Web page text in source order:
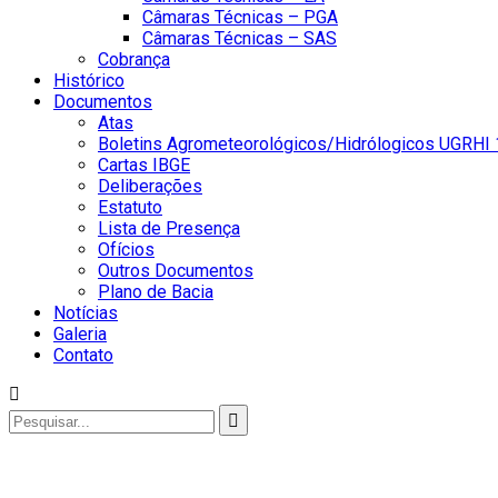
Câmaras Técnicas – PGA
Câmaras Técnicas – SAS
Cobrança
Histórico
Documentos
Atas
Boletins Agrometeorológicos/Hidrólogicos UGRHI
Cartas IBGE
Deliberações
Estatuto
Lista de Presença
Ofícios
Outros Documentos
Plano de Bacia
Notícias
Galeria
Contato